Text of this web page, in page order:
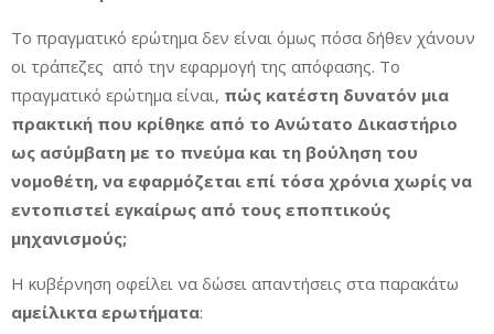
Το πραγματικό ερώτημα δεν είναι όμως πόσα δήθεν χάνουν
οι τράπεζες από την εφαρμογή της απόφασης. Το
πραγματικό ερώτημα είναι, πώς κατέστη δυνατόν μια
πρακτική που κρίθηκε από το Ανώτατο Δικαστήριο
ως ασύμβατη με το πνεύμα και τη βούληση του
νομοθέτη, να εφαρμόζεται επί τόσα χρόνια χωρίς να
εντοπιστεί εγκαίρως από τους εποπτικούς
μηχανισμούς;
Η κυβέρνηση οφείλει να δώσει απαντήσεις στα παρακάτω
αμείλικτα ερωτήματα: